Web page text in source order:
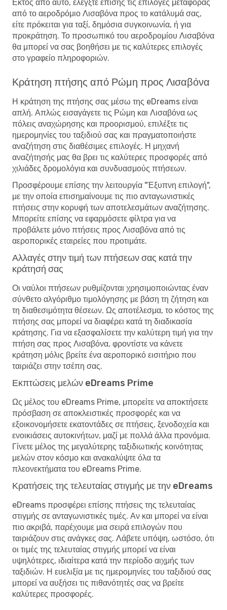
Εκτός από αυτό, ελέγξτε επίσης τις επιλογές μεταφοράς
από το αεροδρόμιο Λισαβόνα προς το κατάλυμά σας,
είτε πρόκειται για ταξί, δημόσια συγκοινωνία, ή για
προκράτηση. Το προσωπικό του αεροδρομίου Λισαβόνα
θα μπορεί να σας βοηθήσει με τις καλύτερες επιλογές
στο γραφείο πληροφοριών.
Κράτηση πτήσης από Ρώμη προς Λισαβόνα
Η κράτηση της πτήσης σας μέσω της eDreams είναι
απλή. Απλώς εισαγάγετε τις Ρώμη και Λισαβόνα ως
πόλεις αναχώρησης και προορισμού, επιλέξτε τις
ημερομηνίες του ταξιδιού σας και πραγματοποιήστε
αναζήτηση στις διαθέσιμες επιλογές. Η μηχανή
αναζήτησής μας θα βρει τις καλύτερες προσφορές από
χιλιάδες δρομολόγια και συνδυασμούς πτήσεων.
Προσφέρουμε επίσης την λειτουργία "Έξυπνη επιλογή",
με την οποία επισημαίνουμε τις πιο ανταγωνιστικές
πτήσεις στην κορυφή των αποτελεσμάτων αναζήτησης.
Μπορείτε επίσης να εφαρμόσετε φίλτρα για να
προβάλετε μόνο πτήσεις προς Λισαβόνα από τις
αεροπορικές εταιρείες που προτιμάτε.
Αλλαγές στην τιμή των πτήσεων σας κατά την
κράτησή σας
Οι ναύλοι πτήσεων ρυθμίζονται χρησιμοποιώντας έναν
σύνθετο αλγόριθμο τιμολόγησης με βάση τη ζήτηση και
τη διαθεσιμότητα θέσεων. Ως αποτέλεσμα, το κόστος της
πτήσης σας μπορεί να διαφέρει κατά τη διαδικασία
κράτησης. Για να εξασφαλίσετε την καλύτερη τιμή για την
πτήση σας προς Λισαβόνα, φροντίστε να κάνετε
κράτηση μόλις βρείτε ένα αεροπορικό εισιτήριο που
ταιριάζει στην τσέπη σας.
Εκπτώσεις μελών eDreams Prime
Ως μέλος του eDreams Prime, μπορείτε να αποκτήσετε
πρόσβαση σε αποκλειστικές προσφορές και να
εξοικονομήσετε εκατοντάδες σε πτήσεις, ξενοδοχεία και
ενοικιάσεις αυτοκινήτων, μαζί με πολλά άλλα προνόμια.
Γίνετε μέλος της μεγαλύτερης ταξιδιωτικής κοινότητας
μελών στον κόσμο και ανακαλύψτε όλα τα
πλεονεκτήματα του eDreams Prime.
Κρατήσεις της τελευταίας στιγμής με την eDreams
eDreams προσφέρει επίσης πτήσεις της τελευταίας
στιγμής σε ανταγωνιστικές τιμές. Αν και μπορεί να είναι
πιο ακριβά, παρέχουμε μια σειρά επιλογών που
ταιριάζουν στις ανάγκες σας. Λάβετε υπόψη, ωστόσο, ότι
οι τιμές της τελευταίας στιγμής μπορεί να είναι
υψηλότερες, ιδιαίτερα κατά την περίοδο αιχμής των
ταξιδιών. Η ευελιξία με τις ημερομηνίες του ταξιδιού σας
μπορεί να αυξήσει τις πιθανότητές σας να βρείτε
καλύτερες προσφορές.